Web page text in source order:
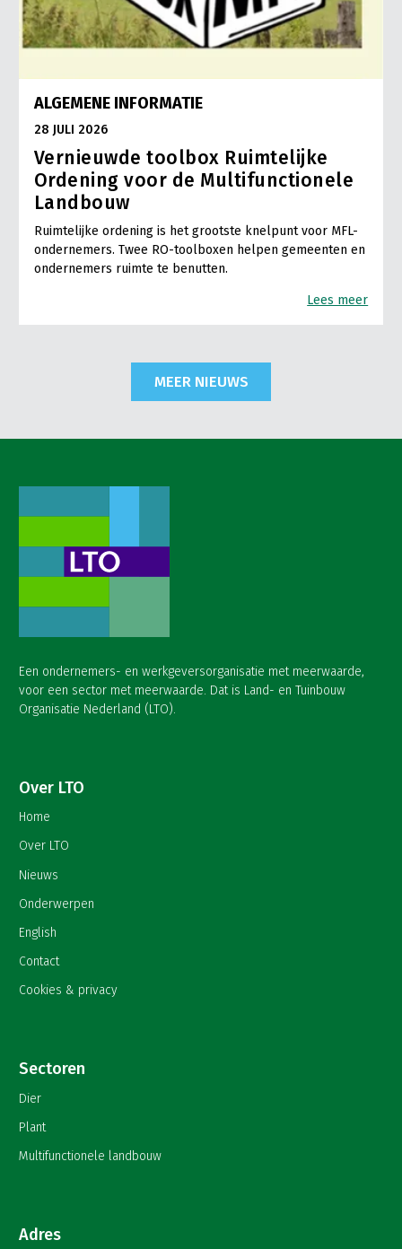
ALGEMENE INFORMATIE
28 JULI 2026
Vernieuwde toolbox Ruimtelijke
Ordening voor de Multifunctionele
Landbouw
Ruimtelijke ordening is het grootste knelpunt voor MFL-
ondernemers. Twee RO-toolboxen helpen gemeenten en
ondernemers ruimte te benutten.
Lees meer
MEER NIEUWS
Een ondernemers- en werkgeversorganisatie met meerwaarde,
voor een sector met meerwaarde. Dat is Land- en Tuinbouw
Organisatie Nederland (LTO).
Over LTO
Home
Over LTO
Nieuws
Onderwerpen
English
Contact
Cookies & privacy
Sectoren
Dier
Plant
Multifunctionele landbouw
Adres